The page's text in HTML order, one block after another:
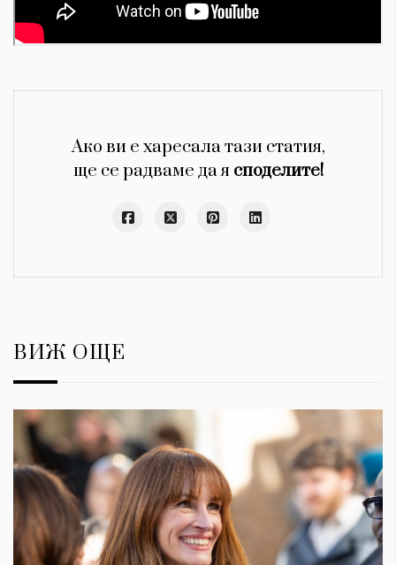
Ако ви е харесала тази статия,
ще се радваме да я споделите!
ВИЖ ОЩЕ